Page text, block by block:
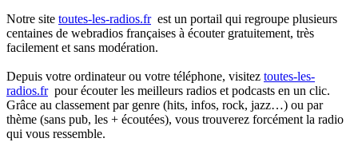
Notre site toutes-les-radios.frest un portail qui regroupe plusieurs
centaines de webradios françaises à écouter gratuitement, très
facilement et sans modération.
Depuis votre ordinateur ou votre téléphone, visitez toutes-les-
radios.frpour écouter les meilleurs radios et podcasts en un clic.
Grâce au classement par genre (hits, infos, rock, jazz…) ou par
thème (sans pub, les + écoutées), vous trouverez forcément la radio
qui vous ressemble.